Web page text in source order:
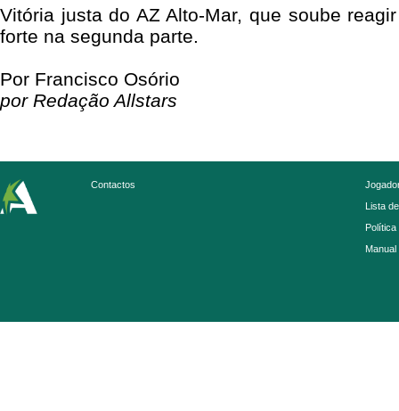
Vitória justa do AZ Alto-Mar, que soube
forte na segunda parte.
Por Francisco Osório
por Redação Allstars
Contactos
Lista
Política